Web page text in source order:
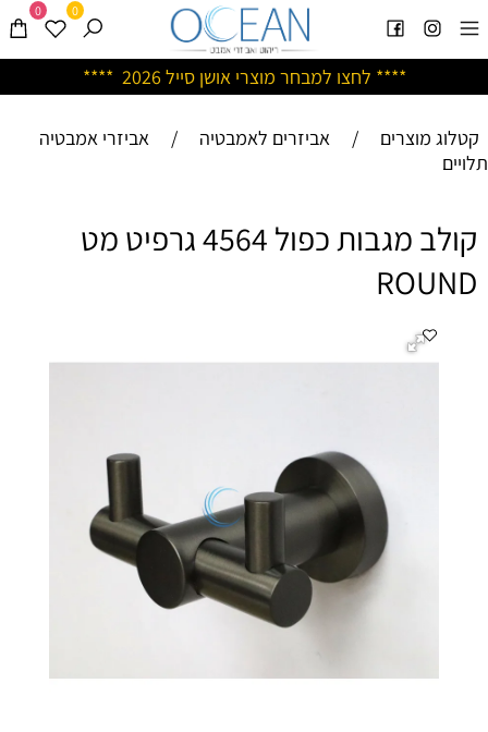
**** לחצו למבחר מוצרי אושן סייל 2026 ****
0 0
קטלוג מוצרים / אביזרים לאמבטיה /
אביזרי אמבטיה
תלויים
קולב מגבות כפול 4564 גרפיט מט
ROUND